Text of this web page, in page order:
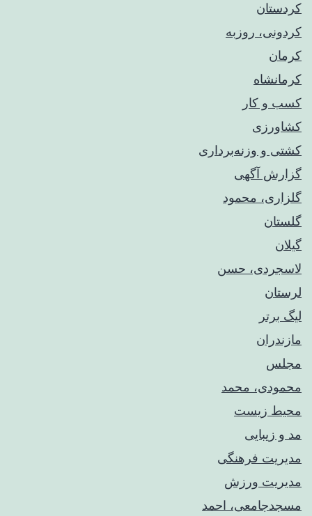
کردستان
کردونی، روزبه
کرمان
کرمانشاه
کسب و کار
کشاورزی
کشتی و وزنه‌برداری
گزارش آگهی
گلزاری، محمود
گلستان
گیلان
لاسجردی، حسن
لرستان
لیگ برتر
مازندران
مجلس
محمودی، محمد
محیط زیست
مد و زیبایی
مدیریت فرهنگی
مدیریت ورزش
مسجدجامعی، احمد